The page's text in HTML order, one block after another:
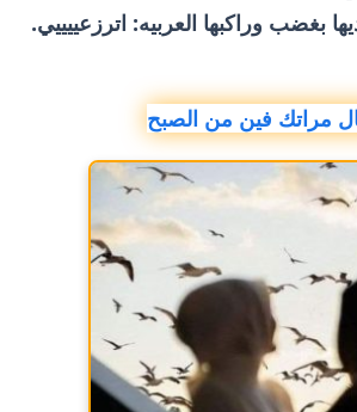
بغضب وراكبها العربيه: اترزعييييي.
مراتك فين من الصبح